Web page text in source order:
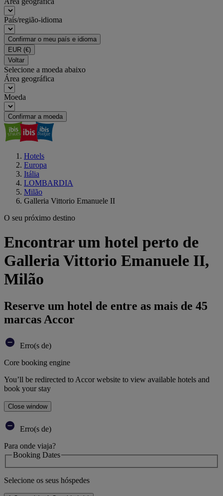
País/região-idioma
Confirmar o meu país e idioma
EUR (€)
Voltar
Selecione a moeda abaixo
Área geográfica
Moeda
Confirmar a moeda
Hotels
Europa
Itália
LOMBARDIA
Milão
Galleria Vittorio Emanuele II
O seu próximo destino
Encontrar um hotel perto de
Galleria Vittorio Emanuele II,
Milão
Reserve um hotel de entre as mais de 45
marcas Accor
Erro(s de)
Core booking engine
You’ll be redirected to Accor website to view available hotels and
book your stay
Close window
Erro(s de)
Para onde viaja?
Booking Dates
Selecione os seus hóspedes